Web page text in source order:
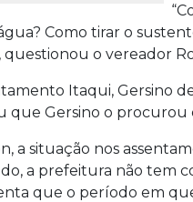
Como tirar o
o vereador
Itaqui, Gersino
que Gersino o procurou
a situação nos
a prefeitura não tem
que o período em